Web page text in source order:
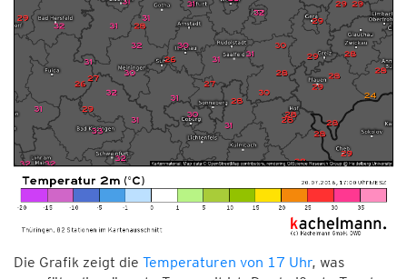
Die Grafik zeigt die Temperaturen von 17 Uhr, was